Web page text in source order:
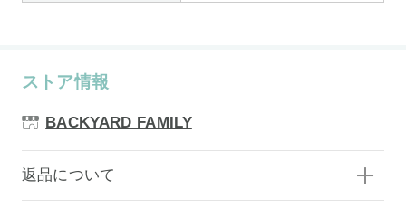
ストア情報
BACKYARD FAMILY
返品について